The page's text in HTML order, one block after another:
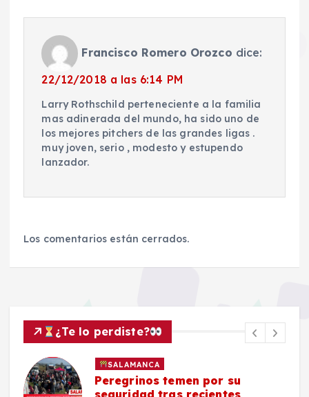
Francisco Romero Orozco dice:
22/12/2018 a las 6:14 PM
Larry Rothschild perteneciente a la familia
mas adinerada del mundo, ha sido uno de
los mejores pitchers de las grandes ligas .
muy joven, serio , modesto y estupendo
lanzador.
Los comentarios están cerrados.
¿Te lo perdiste?
SALAMANCA
Peregrinos temen por su